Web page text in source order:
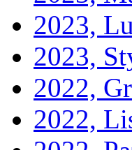
2023,
2023,
2022,
2022,